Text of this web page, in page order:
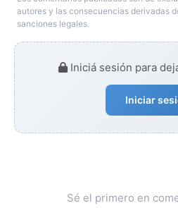
autores y las consecuencias derivadas
sanciones legales.
Iniciá sesión para
Iniciar
Sé el primero en